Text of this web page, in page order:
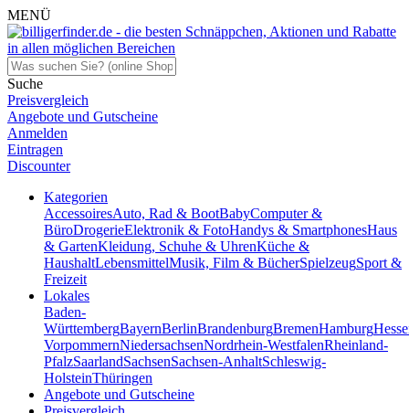
MENÜ
Suche
Preisvergleich
Angebote und Gutscheine
Anmelden
Eintragen
Discounter
Kategorien
AccessoiresAuto, Rad & BootBabyComputer &
BüroDrogerieElektronik & FotoHandys & SmartphonesHaus
& GartenKleidung, Schuhe & UhrenKüche &
HaushaltLebensmittelMusik, Film & BücherSpielzeugSport &
Freizeit
Lokales
Baden-
WürttembergBayernBerlinBrandenburgBremenHamburg
VorpommernNiedersachsenNordrhein-WestfalenRheinland-
PfalzSaarlandSachsenSachsen-AnhaltSchleswig-
HolsteinThüringen
Angebote und Gutscheine